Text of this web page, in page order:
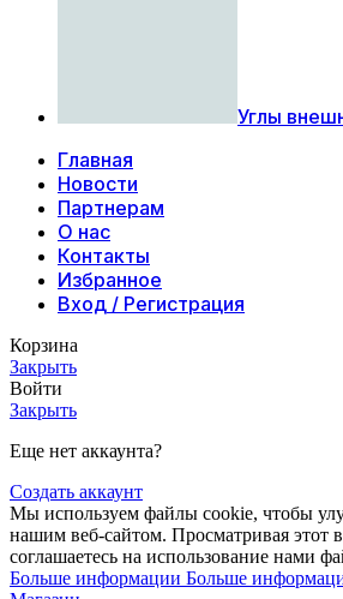
Углы
Главная
Новости
Партнерам
О нас
Контакты
Избранное
Вход / Регистрация
Корзина
Закрыть
Войти
Закрыть
Еще нет аккаунта?
Создать аккаунт
Мы используем файлы cookie, чтобы
нашим веб-сайтом. Просматривая этот
соглашаетесь на использование нами
Больше информации Больше